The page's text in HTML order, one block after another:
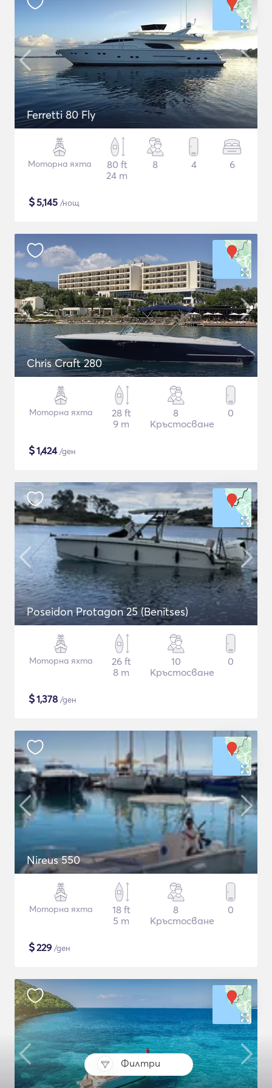
Филтри
Ferretti 80 Fly
Моторна яхта
80 ft
24 m
8 4 6
$5,145 /нощ
Chris Craft 280
Моторна яхта
28 ft
9 m
8
Кръстосване
0
$1,424/ден
Poseidon Protagon 25 (Benitses)
Моторна яхта
26 ft
8 m
10
Кръстосване
0
$1,378 /ден
Nireus 550
Моторна яхта
18 ft
5 m
8
Кръстосване
0
$229 /ден